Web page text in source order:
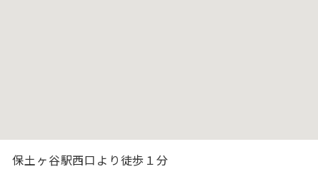
保土ヶ谷駅西口より徒歩１分